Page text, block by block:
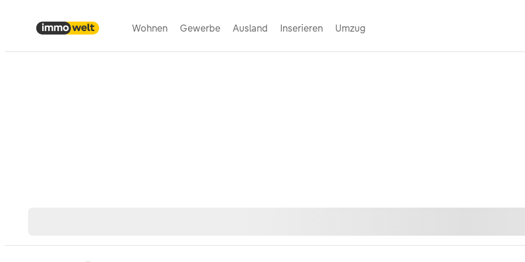
Wohnen Gewerbe Ausland Inserieren Umzug